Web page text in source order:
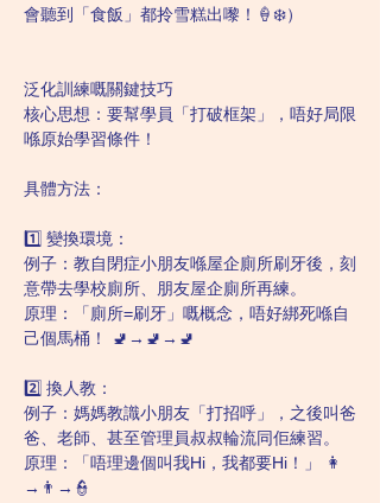
會聽到「食飯」都拎雪糕出嚟！🍦❄️）
泛化訓練嘅關鍵技巧
核心思想：要幫學員「打破框架」，唔好局限
喺原始學習條件！
具體方法：
1️⃣ 變換環境：
例子：教自閉症小朋友喺屋企廁所刷牙後，刻
意帶去學校廁所、朋友屋企廁所再練。
原理：「廁所=刷牙」嘅概念，唔好綁死喺自
己個馬桶！ 🚽→🚽→🚽
2️⃣ 換人教：
例子：媽媽教識小朋友「打招呼」，之後叫爸
爸、老師、甚至管理員叔叔輪流同佢練習。
原理：「唔理邊個叫我Hi，我都要Hi！」 👩
→👨→👮